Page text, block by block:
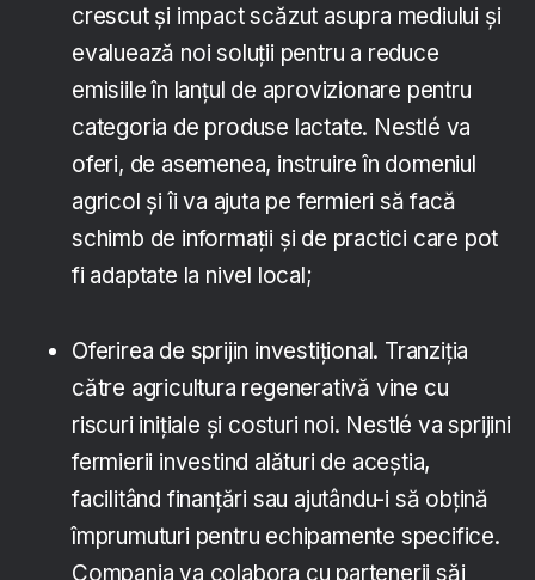
crescut și impact scăzut asupra mediului și
evaluează noi soluții pentru a reduce
emisiile în lanțul de aprovizionare pentru
categoria de produse lactate. Nestlé va
oferi, de asemenea, instruire în domeniul
agricol și îi va ajuta pe fermieri să facă
schimb de informații și de practici care pot
fi adaptate la nivel local;
Oferirea de sprijin investițional. Tranziția
către agricultura regenerativă vine cu
riscuri inițiale și costuri noi. Nestlé va sprijini
fermierii investind alături de aceștia,
facilitând finanțări sau ajutându-i să obțină
împrumuturi pentru echipamente specifice.
Compania va colabora cu partenerii săi